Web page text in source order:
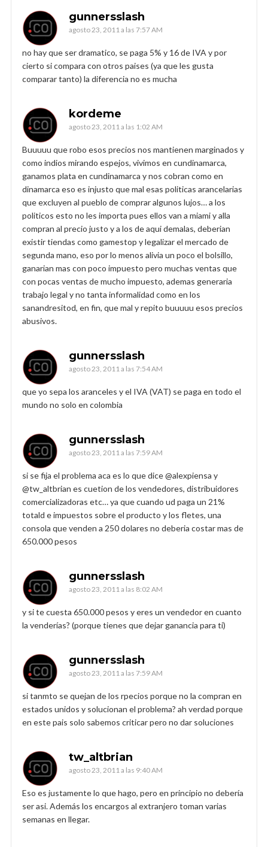
gunnersslash
agosto 23, 2011 a las 7:57 AM
no hay que ser dramatico, se paga 5% y 16 de IVA y por
cierto si compara con otros paises (ya que les gusta
comparar tanto) la diferencia no es mucha
kordeme
agosto 23, 2011 a las 1:02 AM
Buuuuu que robo esos precios nos mantienen marginados y
como indios mirando espejos, vivimos en cundinamarca,
ganamos plata en cundinamarca y nos cobran como en
dinamarca eso es injusto que mal esas politicas arancelarias
que excluyen al pueblo de comprar algunos lujos… a los
politicos esto no les importa pues ellos van a miami y alla
compran al precio justo y a los de aqui demalas, deberian
existir tiendas como gamestop y legalizar el mercado de
segunda mano, eso por lo menos alivia un poco el bolsillo,
ganarian mas con poco impuesto pero muchas ventas que
con pocas ventas de mucho impuesto, ademas generaria
trabajo legal y no tanta informalidad como en los
sanandresitod, en fin, que mal y repito buuuuu esos precios
abusivos.
gunnersslash
agosto 23, 2011 a las 7:54 AM
que yo sepa los aranceles y el IVA (VAT) se paga en todo el
mundo no solo en colombia
gunnersslash
agosto 23, 2011 a las 7:59 AM
si se fija el problema aca es lo que dice @alexpiensa y
@tw_altbrian es cuetion de los vendedores, distribuidores
comercializadoras etc… ya que cuando ud paga un 21%
totald e impuestos sobre el producto y los fletes, una
consola que venden a 250 dolares no deberia costar mas de
650.000 pesos
gunnersslash
agosto 23, 2011 a las 8:02 AM
y si te cuesta 650.000 pesos y eres un vendedor en cuanto
la venderías? (porque tienes que dejar ganancia para ti)
gunnersslash
agosto 23, 2011 a las 7:59 AM
si tanmto se quejan de los rpecios porque no la compran en
estados unidos y solucionan el problema? ah verdad porque
en este pais solo sabemos criticar pero no dar soluciones
tw_altbrian
agosto 23, 2011 a las 9:40 AM
Eso es justamente lo que hago, pero en principio no debería
ser asi. Además los encargos al extranjero toman varias
semanas en llegar.